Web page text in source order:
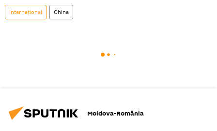
Internaţional China
Moldova-România